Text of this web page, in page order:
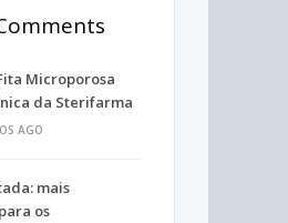
Microporosa
da Sterifarma
AGO
mais
os